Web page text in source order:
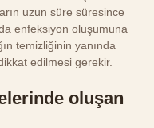
uzun süre süresince
enfeksiyon oluşumuna
temizliğinin yanında
edilmesi gerekir.
oluşan